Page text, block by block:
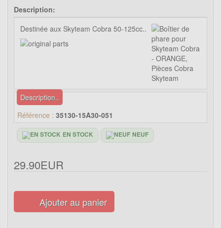
Description:
Destinée aux Skyteam Cobra 50-125cc..
Description..
Référence : 35130-15A30-051
EN STOCK NEUF
29.90EUR
Ajouter au panier